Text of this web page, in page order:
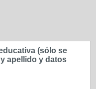
(sólo se
apellido y datos